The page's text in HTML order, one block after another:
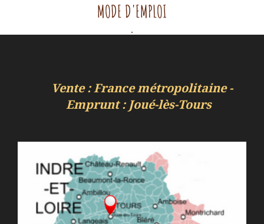
MODE D'EMPLOI
.
Vente : France métropolitaine -
Emprunt : Joué-lès-Tours